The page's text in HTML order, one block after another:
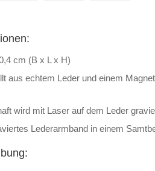
cm (B x L x H)
aus echtem Leder und einem
wird mit Laser auf dem Leder
Lederarmband in einem